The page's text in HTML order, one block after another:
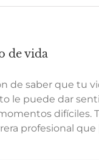
de vida
de saber que tu
le puede dar
difíciles.
profesional que